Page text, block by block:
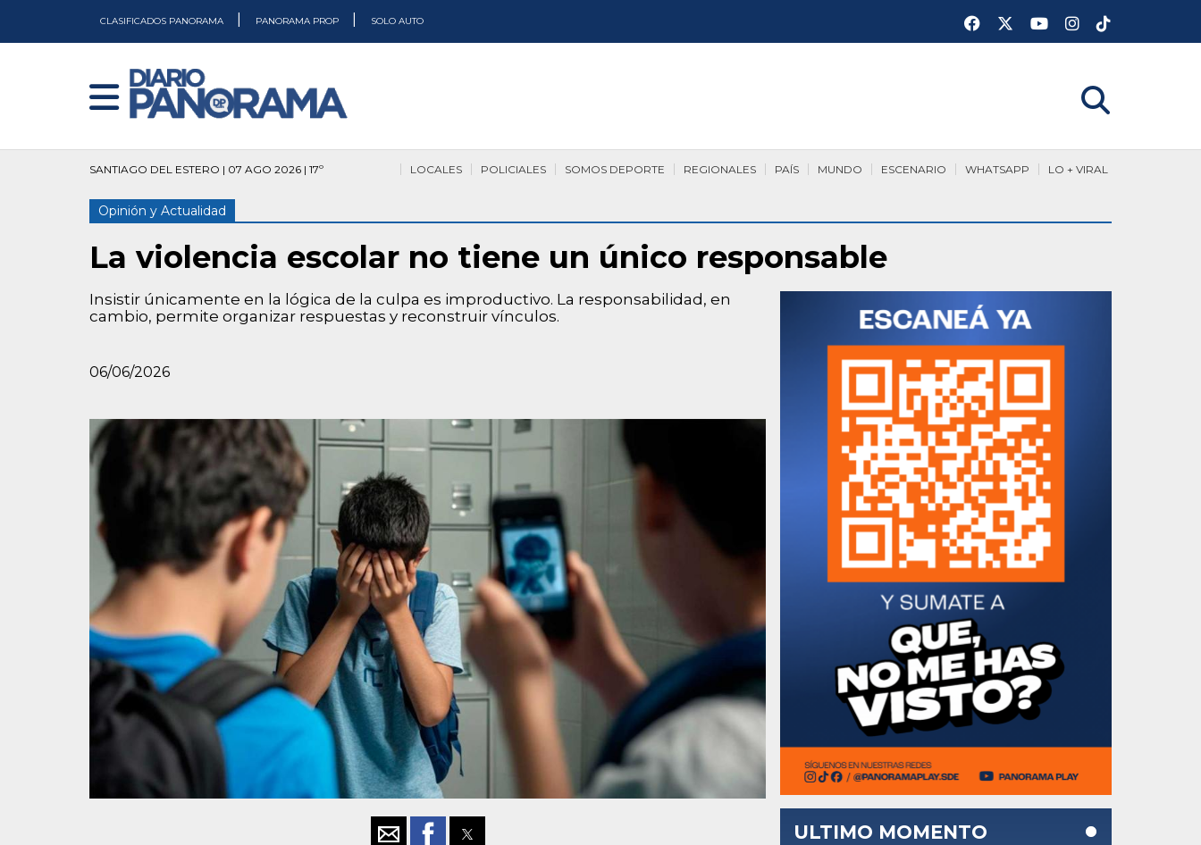
CLASIFICADOS PANORAMA PANORAMA PROP SOLO AUTO
SANTIAGO DEL ESTERO | 07 AGO 2026 | 17º LO + VIRAL
WHATSAPP
ESCENARIO
MUNDO
PAÍS
REGIONALES
SOMOS DEPORTE
POLICIALES
LOCALES
Opinión y Actualidad
La violencia escolar no tiene un único responsable
Insistir únicamente en la lógica de la culpa es improductivo. La responsabilidad, en
cambio, permite organizar respuestas y reconstruir vínculos.
06/06/2026
ULTIMO MOMENTO